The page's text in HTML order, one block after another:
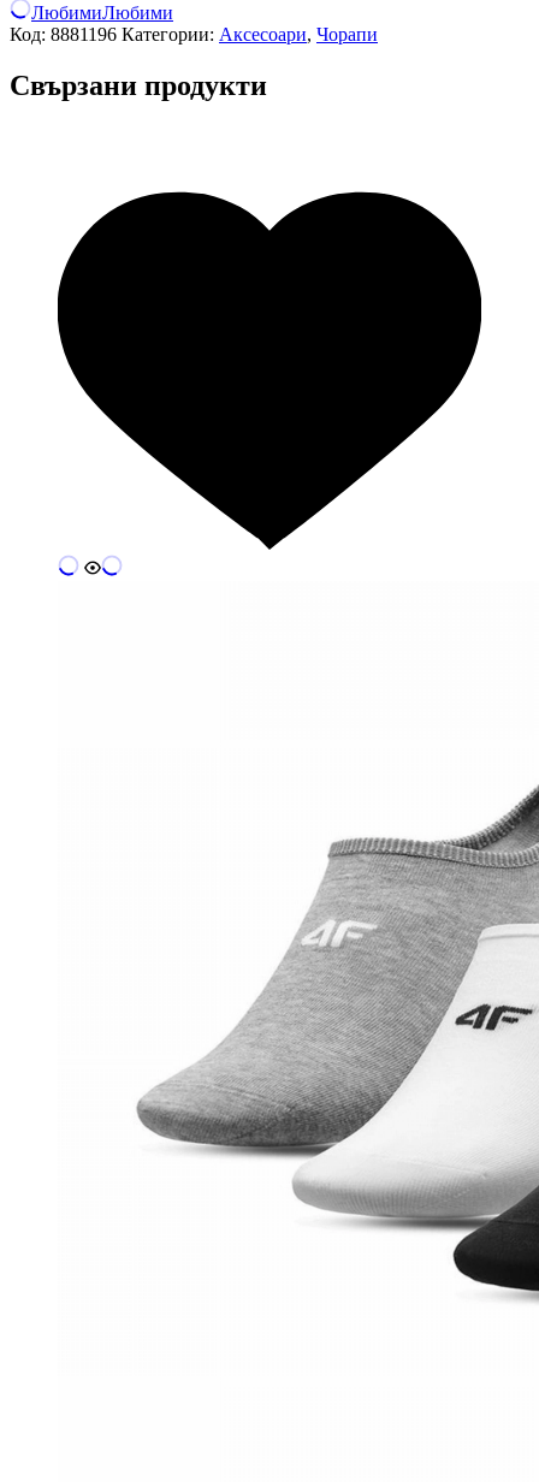
ЛюбимиЛюбими
Код: 8881196 Категории: Аксесоари, Чорапи
Свързани продукти